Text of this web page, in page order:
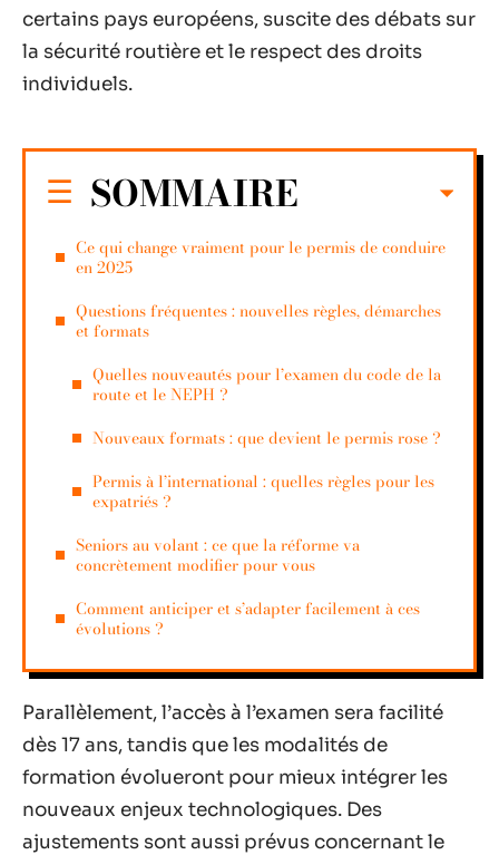
certains pays européens, suscite des débats sur
la sécurité routière et le respect des droits
individuels.
SOMMAIRE
Ce qui change vraiment pour le permis de conduire
en 2025
Questions fréquentes : nouvelles règles, démarches
et formats
Quelles nouveautés pour l’examen du code de la
route et le NEPH ?
Nouveaux formats : que devient le permis rose ?
Permis à l’international : quelles règles pour les
expatriés ?
Seniors au volant : ce que la réforme va
concrètement modifier pour vous
Comment anticiper et s’adapter facilement à ces
évolutions ?
Parallèlement, l’accès à l’examen sera facilité
dès 17 ans, tandis que les modalités de
formation évolueront pour mieux intégrer les
nouveaux enjeux technologiques. Des
ajustements sont aussi prévus concernant le